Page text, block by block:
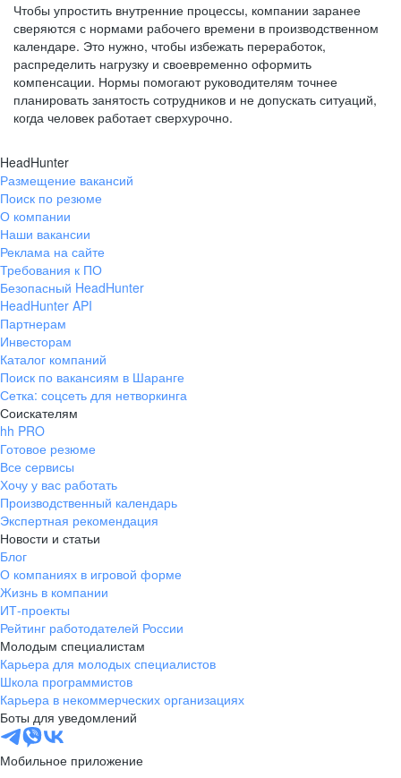
Чтобы упростить внутренние процессы, компании заранее
сверяются с нормами рабочего времени в производственном
календаре. Это нужно, чтобы избежать переработок,
распределить нагрузку и своевременно оформить
компенсации. Нормы помогают руководителям точнее
планировать занятость сотрудников и не допускать ситуаций,
когда человек работает сверхурочно.
HeadHunter
Размещение вакансий
Поиск по резюме
О компании
Наши вакансии
Реклама на сайте
Требования к ПО
Безопасный HeadHunter
HeadHunter API
Партнерам
Инвесторам
Каталог компаний
Поиск по вакансиям в Шаранге
Сетка: соцсеть для нетворкинга
Соискателям
hh PRO
Готовое резюме
Все сервисы
Хочу у вас работать
Производственный календарь
Экспертная рекомендация
Новости и статьи
Блог
О компаниях в игровой форме
Жизнь в компании
ИТ-проекты
Рейтинг работодателей России
Молодым специалистам
Карьера для молодых специалистов
Школа программистов
Карьера в некоммерческих организациях
Боты для уведомлений
Мобильное приложение